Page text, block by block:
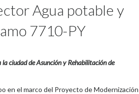
Agua potable y
7710-PY
ciudad de Asunción y Rehabilitación de
en el marco del Proyecto de Modernización